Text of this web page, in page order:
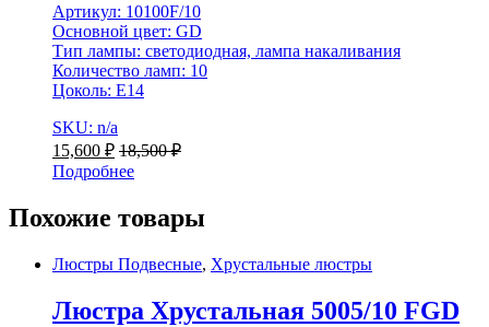
Артикул: 10100F/10
Основной цвет: GD
Тип лампы: светодиодная, лампа накаливания
Количество ламп: 10
Цоколь: Е14
SKU: n/a
15,600 ₽ 18,500₽
Подробнее
Похожие товары
Люстры Подвесные, Хрустальные люстры
Люстра Хрустальная 5005/10 FGD